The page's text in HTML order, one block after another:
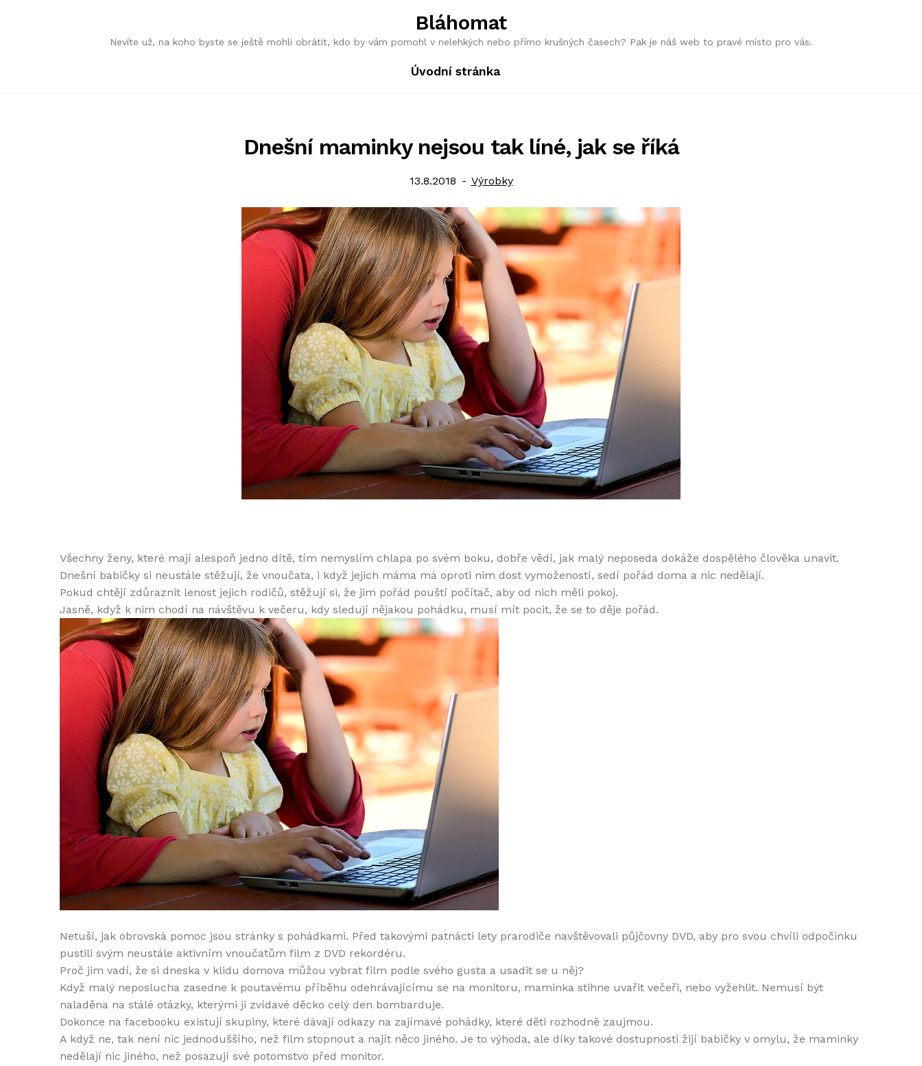
Bláhomat
Nevíte už, na koho byste se ještě mohli obrátit, kdo by vám pomohl v nelehkých nebo přímo krušných časech? Pak je náš web to pravé místo pro vás.
Úvodní stránka
Dnešní maminky nejsou tak líné, jak se říká
Posted
13.8.2018 Category:
Výrobky
Všechny ženy, které mají alespoň jedno dítě, tím nemyslím chlapa po svém boku, dobře vědí, jak malý neposeda dokáže dospělého člověka unavit.
Dnešní babičky si neustále stěžují, že vnoučata, i když jejich máma má oproti nim dost vymožeností, sedí pořád doma a nic nedělají.
Pokud chtějí zdůraznit lenost jejich rodičů, stěžují si, že jim pořád pouští počítač, aby od nich měli pokoj.
Jasně, když k nim chodí na návštěvu k večeru, kdy sledují nějakou pohádku, musí mít pocit, že se to děje pořád.
Netuší, jak obrovská pomoc jsou stránky s pohádkami. Před takovými patnácti lety prarodiče navštěvovali půjčovny DVD, aby pro svou chvíli odpočinku
pustili svým neustále aktivním vnoučatům film z DVD rekordéru.
Proč jim vadí, že si dneska v klidu domova můžou vybrat film podle svého gusta a usadit se u něj?
Když malý neposlucha zasedne k poutavému příběhu odehrávajícímu se na monitoru, maminka stihne uvařit večeři, nebo vyžehlit. Nemusí být
naladěna na stálé otázky, kterými ji zvídavé děcko celý den bombarduje.
Dokonce na facebooku existují skupiny, které dávají odkazy na zajímavé pohádky, které děti rozhodně zaujmou.
A když ne, tak není nic jednoduššího, než film stopnout a najít něco jiného. Je to výhoda, ale díky takové dostupnosti žijí babičky v omylu, že maminky
nedělají nic jiného, než posazují své potomstvo před monitor.